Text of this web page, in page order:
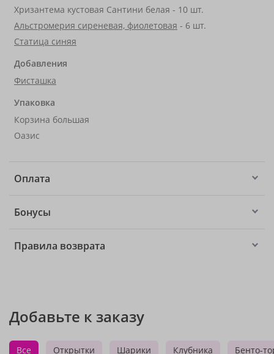
Хризантема кустовая Сантини белая - 10 шт.
Альстромерия сиреневая, фиолетовая - 6 шт.
Статица синяя
Добавления
Фисташка
Упаковка
Корзина большая
Оазис
Оплата
Бонусы
Правила возврата
Добавьте к заказу
Все Открытки Шарики Клубника Бенто-